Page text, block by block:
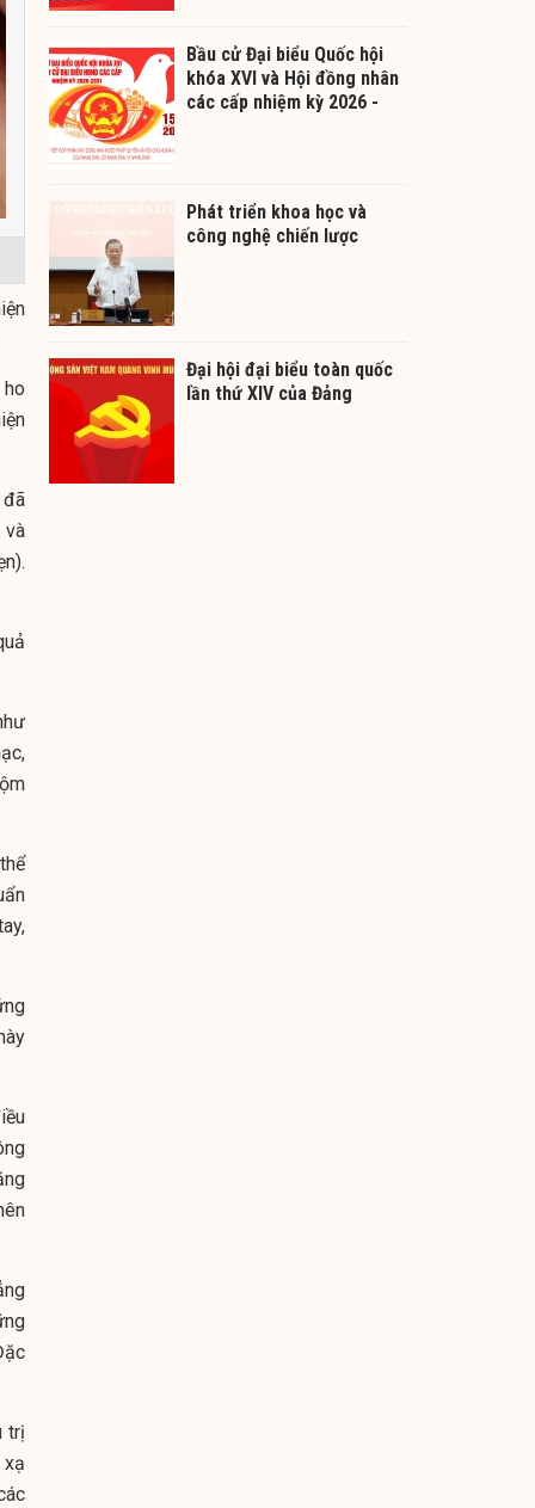
đã
và
trị
xạ
Bầu cử Đại biểu Quốc hội
khóa XVI và Hội đồng nhân
các cấp nhiệm kỳ 2026 -
Phát triển khoa học và
công nghệ chiến lược
Đại hội đại biểu toàn quốc
lần thứ XIV của Đảng